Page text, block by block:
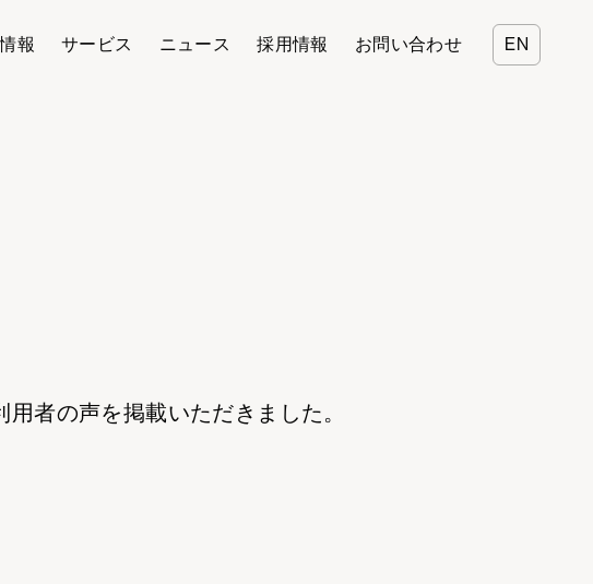
報 サービス ニュース 採用情報 お問い合わせ EN
者の声を掲載いただきました。